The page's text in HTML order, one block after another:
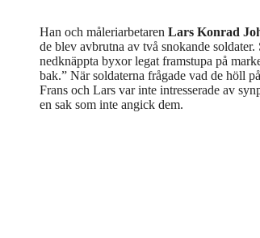
Han och måleriarbetaren Lars Konrad
de blev avbrutna av två snokande
nedknäppta byxor legat framstupa på
bak.” När soldaterna frågade vad de höll
Frans och Lars var inte intresserade av
en sak som inte angick dem.